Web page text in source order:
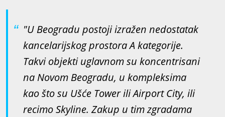
"U Beogradu postoji izražen nedostatak
kancelarijskog prostora A kategorije.
Takvi objekti uglavnom su koncentrisani
na Novom Beogradu, u kompleksima
kao što su Ušće Tower ili Airport City, ili
recimo Skyline. Zakup u tim zgradama